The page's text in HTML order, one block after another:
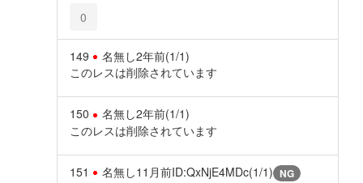
0
149 名無し2年前(1/1)
このレスは削除されています
150 名無し2年前(1/1)
このレスは削除されています
151 名無し11月前ID:QxNjE4MDc(1/1) NG